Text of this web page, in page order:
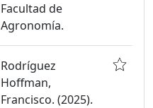
Facultad de
Agronomía.
Rodríguez
Hoffman,
Francisco. (2025).